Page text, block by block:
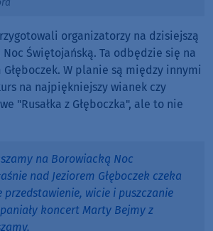
organizatorzy na dzisiejszą
Świętojańską. Ta odbędzie się na
W planie są między innymi
na najpiękniejszy wianek czy
"Rusałka z Głęboczka", ale to nie
na Borowiacką Noc
nad Jeziorem Głęboczek czeka
przedstawienie, wicie i puszczanie
koncert Marty Bejmy z